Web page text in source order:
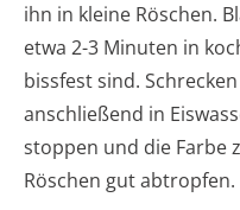
ihn in kleine Röschen.
etwa 2-3 Minuten in
bissfest sind.
anschließend in
stoppen und die Farbe
Röschen gut abtropfen.